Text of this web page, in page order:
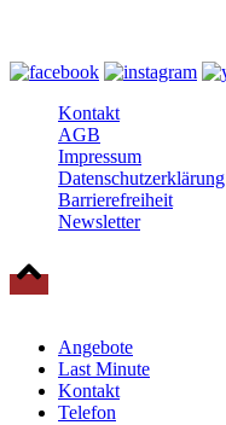
Kontakt
AGB
Impressum
Datenschutzerklärung
Barrierefreiheit
Newsletter
Angebote
Last Minute
Kontakt
Telefon